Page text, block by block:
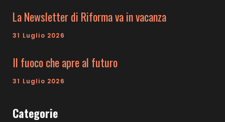
La Newsletter di Riforma va in vacanza
31 Luglio 2026
Il fuoco che apre al futuro
31 Luglio 2026
Categorie